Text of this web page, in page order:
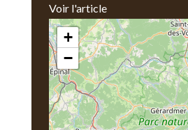
Voir l'article
Nous Trouver
+
−